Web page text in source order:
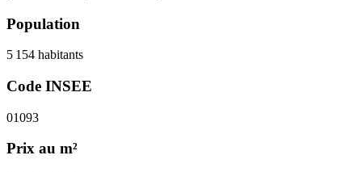
Population
5 154 habitants
Code INSEE
01093
Prix au m²